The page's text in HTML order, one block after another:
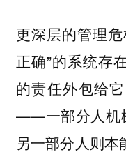
更深层的管理
正确”的系统存
的责任外包给
——一部分人机
另一部分人则